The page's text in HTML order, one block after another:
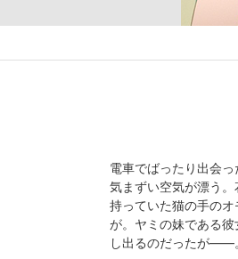
西連寺春菜:矢作紗友里／ナナ・アスタ
[スタッフ]
原作:矢吹健太朗、長谷見沙貴／監督:大
©矢吹健太朗・長谷見沙貴／集英社・と
電車でばったり出会
気まずい空気が漂う
持っていた猫の手の
が。ヤミの妹である
し出るのだったが――